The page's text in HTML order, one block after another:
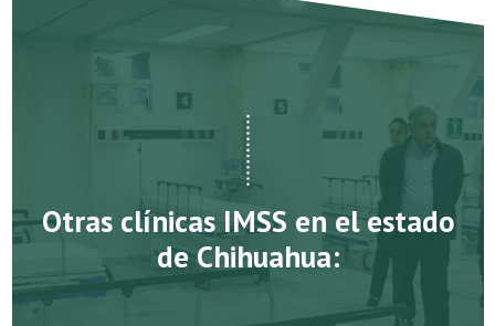
Otras clínicas IMSS en el estado
de Chihuahua: